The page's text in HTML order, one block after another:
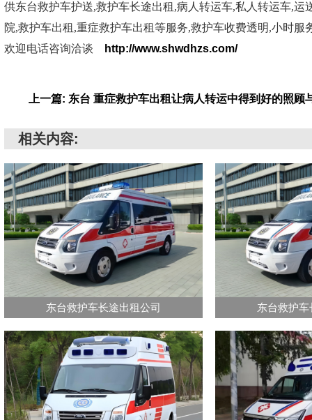
供东台救护车护送,救护车长途出租,病人转运车,私人转运车,运
院,救护车出租,重症救护车出租等服务,救护车收费透明,小时服
欢迎电话咨询洽谈
http://www.shwdhzs.com/
上一篇: 东台 重症救护车出租让病人转运中得到好的照顾
相关内容:
东台救护车长途出租公司 东台救护